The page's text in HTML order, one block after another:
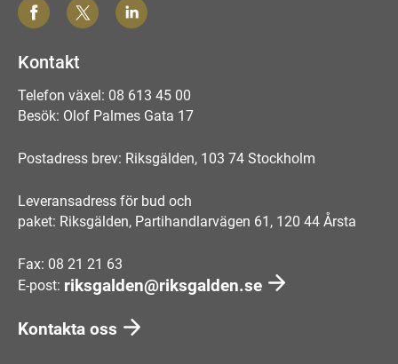
Kontakt
Telefon växel: 08 613 45 00
Besök: Olof Palmes Gata 17
Postadress brev: Riksgälden, 103 74 Stockholm
Leveransadress för bud och
paket: Riksgälden, Partihandlarvägen 61, 120 44 Årsta
Fax: 08 21 21 63
E-post: riksgalden@riksgalden.se
Kontakta oss